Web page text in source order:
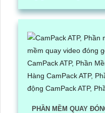
PHẦN MỀM QUAY